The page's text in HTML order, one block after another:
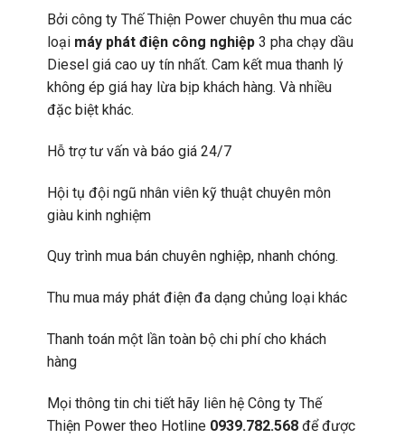
Bởi công ty Thế Thiện Power chuyên thu mua các
loại máy phát điện công nghiệp3 pha chạy dầu
Diesel giá cao uy tín nhất. Cam kết mua thanh lý
không ép giá hay lừa bịp khách hàng. Và nhiều
đặc biệt khác.
Hỗ trợ tư vấn và báo giá 24/7
Hội tụ đội ngũ nhân viên kỹ thuật chuyên môn
giàu kinh nghiệm
Quy trình mua bán chuyên nghiệp, nhanh chóng.
Thu mua máy phát điện đa dạng chủng loại khác
Thanh toán một lần toàn bộ chi phí cho khách
hàng
Mọi thông tin chi tiết hãy liên hệ Công ty Thế
Thiện Power theo Hotline 0939.782.568để được